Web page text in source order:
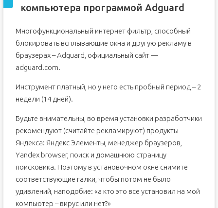
компьютера программой Adguard
Многофункциональный интернет фильтр, способный
блокировать всплывающие окна и другую рекламу в
браузерах – Adguard, официальный сайт —
adguard.com.
Инструмент платный, но у него есть пробный период – 2
недели (14 дней).
Будьте внимательны, во время установки разработчики
рекомендуют (считайте рекламируют) продукты
Яндекса: Яндекс Элементы, менеджер браузеров,
Yandex browser, поиск и домашнюю страницу
поисковика. Поэтому в установочном окне снимите
соответствующие галки, чтобы потом не было
удивлений, наподобие: «а кто это все установил на мой
компьютер – вирус или нет?»